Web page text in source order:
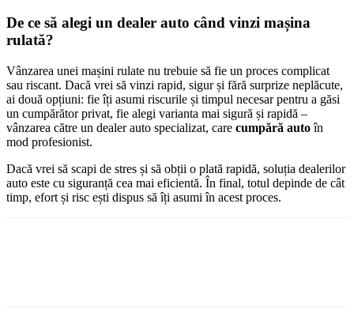
De ce să alegi un dealer auto când vinzi mașina
rulată?
Vânzarea unei mașini rulate nu trebuie să fie un proces complicat
sau riscant. Dacă vrei să vinzi rapid, sigur și fără surprize neplăcute,
ai două opțiuni: fie îți asumi riscurile și timpul necesar pentru a găsi
un cumpărător privat, fie alegi varianta mai sigură și rapidă –
vânzarea către un dealer auto specializat, care cumpără autoîn
mod profesionist.
Dacă vrei să scapi de stres și să obții o plată rapidă, soluția dealerilor
auto este cu siguranță cea mai eficientă. În final, totul depinde de cât
timp, efort și risc ești dispus să îți asumi în acest proces.